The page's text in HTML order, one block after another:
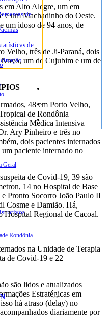
Geral
Rondônia
Sites
de
de
em Alto Alegre, um em
e um Machadinho do Oeste.
um idoso de 94 anos, de
Velho, três de Ji-Paraná, dois
um de Cujubim e um de
48 em Porto Velho,
de Rondônia
Médica Intensiva
Ary Pinheiro e três no
dois pacientes internados
paciente internado no
de Covid-19, 39 são
14 no Hospital de Base
Pronto Socorro João Paulo II
Cosme e Damião. Há,
Hospital Regional de Cacoal.
na Unidade de Terapia
de Covid-19 e 22
são lidos e atualizados
Estratégicas em
há atraso (delay) no
diariamente por